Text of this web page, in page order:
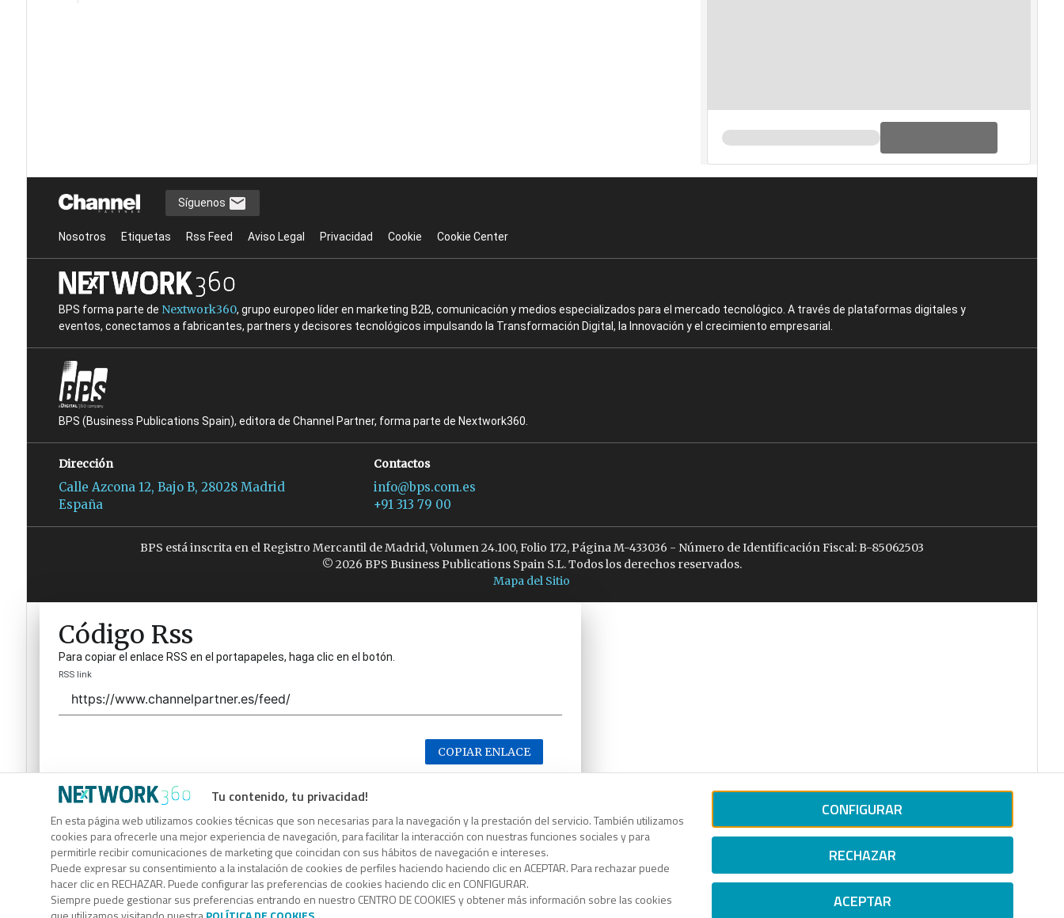
Tu contenido, tu privacidad!
En esta página web utilizamos cookies técnicas que son necesarias para la navegación y la prestación del servicio. También utilizamos
cookies para ofrecerle una mejor experiencia de navegación, para facilitar la interacción con nuestras funciones sociales y para
permitirle recibir comunicaciones de marketing que coincidan con sus hábitos de navegación e intereses.
Puede expresar su consentimiento a la instalación de cookies de perfiles haciendo haciendo clic en ACEPTAR. Para rechazar puede
hacer clic en RECHAZAR. Puede configurar las preferencias de cookies haciendo clic en CONFIGURAR.
Siempre puede gestionar sus preferencias entrando en nuestro CENTRO DE COOKIES y obtener más información sobre las cookies
CONFIGURAR
RECHAZAR
ACEPTAR
Síguenos
Nosotros Etiquetas Rss Feed Aviso Legal Privacidad Cookie Cookie Center
BPS forma parte de Nextwork360, grupo europeo líder en marketing B2B, comunicación y medios especializados para el mercado tecnológico. A través de plataformas digitales y
eventos, conectamos a fabricantes, partners y decisores tecnológicos impulsando la Transformación Digital, la Innovación y el crecimiento empresarial.
BPS (Business Publications Spain), editora de Channel Partner, forma parte de Nextwork360.
Dirección
Calle Azcona 12, Bajo B, 28028 Madrid
España
Contactos
info@bps.com.es
+91 313 79 00
BPS está inscrita en el Registro Mercantil de Madrid, Volumen 24.100, Folio 172, Página M-433036 - Número de Identificación Fiscal: B-85062503
© 2026 BPS Business Publications Spain S.L. Todos los derechos reservados.
Mapa del Sitio
Código Rss
Para copiar el enlace RSS en el portapapeles, haga clic en el botón.
RSS link
COPIAR ENLACE
Código Rss
Para copiar el enlace RSS en el portapapeles, haga clic en el botón.